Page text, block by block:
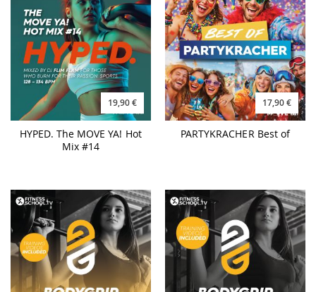
19,90 €
HYPED. The MOVE YA! Hot
Mix #14
17,90 €
PARTYKRACHER Best of